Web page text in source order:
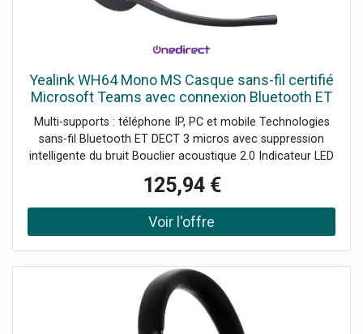
Yealink WH64 Mono MS Casque sans-fil certifié
Microsoft Teams avec connexion Bluetooth ET
DECT qui s'adapte à tous les scénarios de
travail : bureau,
Multi-supports : téléphone IP, PC et mobile Technologies
sans-fil Bluetooth ET DECT 3 micros avec suppression
intelligente du bruit Bouclier acoustique 2.0 Indicateur LED
Certifié Microsoft Teams et compatible UC
125,94 €